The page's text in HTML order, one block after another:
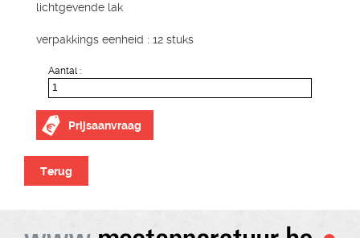
lichtgevende lak
verpakkings eenheid : 12 stuks
Aantal :
Prijsaanvraag
Terug